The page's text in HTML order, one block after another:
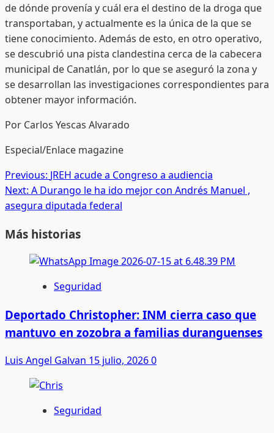
de dónde provenía y cuál era el destino de la droga que
transportaban, y actualmente es la única de la que se
tiene conocimiento. Además de esto, en otro operativo,
se descubrió una pista clandestina cerca de la cabecera
municipal de Canatlán, por lo que se aseguró la zona y
se desarrollan las investigaciones correspondientes para
obtener mayor información.
Por Carlos Yescas Alvarado
Especial/Enlace magazine
Post
navigation
Previous: JREH acude a Congreso a audiencia
Next: A Durango le ha ido mejor con Andrés Manuel ,
asegura diputada federal
Más historias
Seguridad
Deportado Christopher: INM cierra caso que
mantuvo en zozobra a familias duranguenses
Luis Angel Galvan 15 julio, 20260
Seguridad